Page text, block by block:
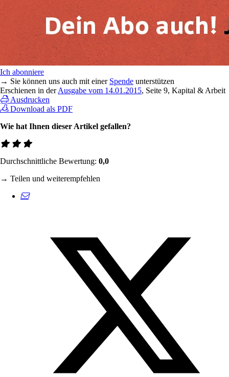
Ich abonniere
→ Sie können uns auch mit einer Spende unterstützen
Erschienen in derAusgabe vom 14.01.2015, Seite 9, Kapital & Arbeit
Ausdrucken
Download als PDF
Wie hat Ihnen dieser Artikel gefallen?
Durchschnittliche Bewertung: 0,0
→ Teilen und weiterempfehlen